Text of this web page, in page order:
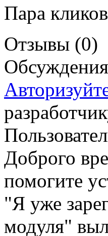
Пара
Отзывы (0)
Доброго
помогите
"Я уже
модуля"